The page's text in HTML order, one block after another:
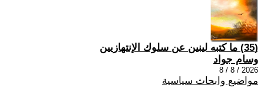
(35) ما كتبه لينين عن سلوك الإنتهازيين
وسام جواد
2026 / 8 / 8
مواضيع وابحاث سياسية